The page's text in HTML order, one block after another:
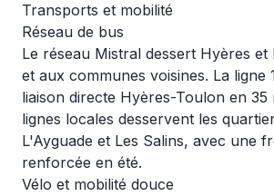
Transports et mobilité
Réseau de bus
Le réseau Mistral dessert Hyères
et aux communes voisines. La ligne
liaison directe Hyères-Toulon en 35
lignes locales desservent les
L'Ayguade et Les Salins, avec une
renforcée en été.
Vélo et mobilité douce